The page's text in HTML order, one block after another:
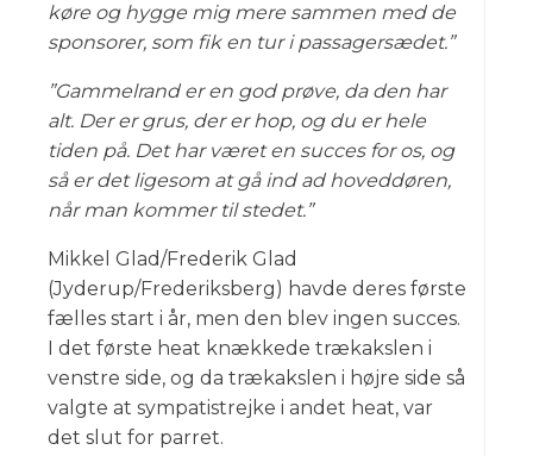
køre og hygge mig mere sammen med de
sponsorer, som fik en tur i passagersædet.”
”Gammelrand er en god prøve, da den har
alt. Der er grus, der er hop, og du er hele
tiden på. Det har været en succes for os, og
så er det ligesom at gå ind ad hoveddøren,
når man kommer til stedet.”
Mikkel Glad/Frederik Glad
(Jyderup/Frederiksberg) havde deres første
fælles start i år, men den blev ingen succes.
I det første heat knækkede trækakslen i
venstre side, og da trækakslen i højre side så
valgte at sympatistrejke i andet heat, var
det slut for parret.